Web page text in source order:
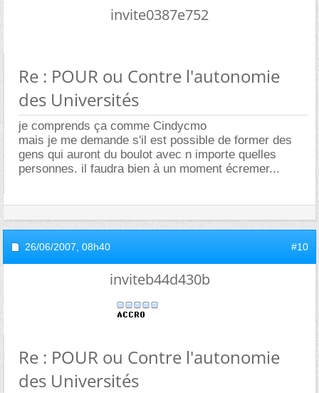
invite0387e752
Re : POUR ou Contre l'autonomie
des Universités
je comprends ça comme Cindycmo
mais je me demande s'il est possible de former des
gens qui auront du boulot avec n importe quelles
personnes. il faudra bien à un moment écremer...
26/06/2007, 08h40 #10
inviteb44d430b
Re : POUR ou Contre l'autonomie
des Universités